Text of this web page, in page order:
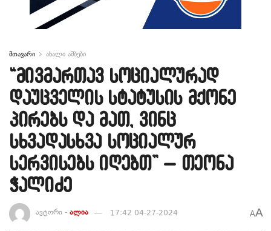
მთავარი ახალი ამბები
“მივმართავ სოციალურად
დაუცველის სტატუსის მქონე
პირებს და მათ, ვინც
სხვადასხვა სოციალურ
სერვისებს იღებთ” – თეონა
ჭალიძე
ავტორი - ალია 17:42 04-27-2024 AA